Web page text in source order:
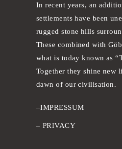
In recent years, an
settlements have been
rugged stone hills
These combined with
what is today known as
Together they shine new
dawn of our civilisation.
–IMPRESSUM
– PRIVACY